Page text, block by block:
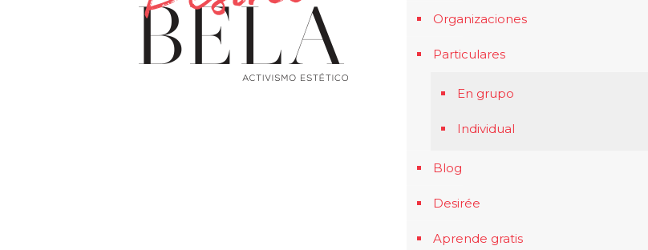
Organizaciones
Particulares
En grupo
Individual
Blog
Desirée
Aprende gratis